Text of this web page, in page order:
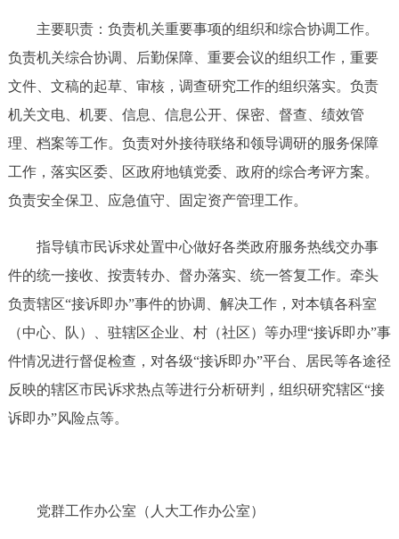
主要职责：负责机关重要事项的组织和综合协调工作。
负责机关综合协调、后勤保障、重要会议的组织工作，重要
文件、文稿的起草、审核，调查研究工作的组织落实。负责
机关文电、机要、信息、信息公开、保密、督查、绩效管
理、档案等工作。负责对外接待联络和领导调研的服务保障
工作，落实区委、区政府地镇党委、政府的综合考评方案。
负责安全保卫、应急值守、固定资产管理工作。
指导镇市民诉求处置中心做好各类政府服务热线交办事
件的统一接收、按责转办、督办落实、统一答复工作。牵头
负责辖区“接诉即办”事件的协调、解决工作，对本镇各科室
（中心、队）、驻辖区企业、村（社区）等办理“接诉即办”事
件情况进行督促检查，对各级“接诉即办”平台、居民等各途径
反映的辖区市民诉求热点等进行分析研判，组织研究辖区“接
诉即办”风险点等。
党群工作办公室（人大工作办公室）